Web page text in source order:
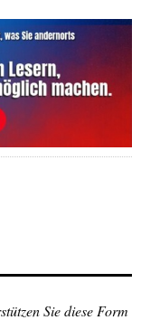
Sie diese Form